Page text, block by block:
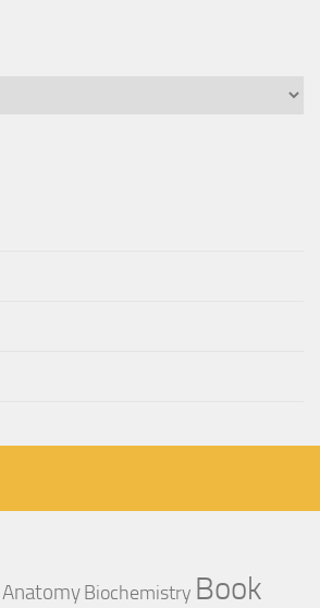
Anatomy Biochemistry Book